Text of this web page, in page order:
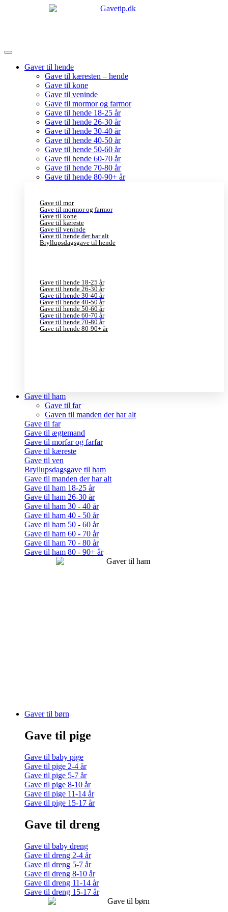
Gaver til hende
Gave til kæresten – hende
Gave til kone
Gave til veninde
Gave til mormor og farmor
Gave til hende 18-25 år
Gave til hende 26-30 år
Gave til hende 30-40 år
Gave til hende 40-50 år
Gave til hende 50-60 år
Gave til hende 60-70 år
Gave til hende 70-80 år
Gave til hende 80-90+ år
Gave til mor
Gave til mormor og farmor
Gave til kone
Gave til kæreste
Gave til veninde
Gave til hende der har alt
Bryllupsdagsgave til hende
Gave til hende 18-25 år
Gave til hende 26-30 år
Gave til hende 30-40 år
Gave til hende 40-50 år
Gave til hende 50-60 år
Gave til hende 60-70 år
Gave til hende 70-80 år
Gave til hende 80-90+ år
Gave til ham
Gave til far
Gaven til manden der har alt
Gave til far
Gave til ægtemand
Gave til morfar og farfar
Gave til kæreste
Gave til ven
Bryllupsdagsgave til ham
Gave til manden der har alt
Gave til ham 18-25 år
Gave til ham 26-30 år
Gave til ham 30 - 40 år
Gave til ham 40 - 50 år
Gave til ham 50 - 60 år
Gave til ham 60 - 70 år
Gave til ham 70 - 80 år
Gave til ham 80 - 90+ år
Gaver til børn
Gave til pige
Gave til baby pige
Gave til pige 2-4 år
Gave til pige 5-7 år
Gave til pige 8-10 år
Gave til pige 11-14 år
Gave til pige 15-17 år
Gave til dreng
Gave til baby dreng
Gave til dreng 2-4 år
Gave til dreng 5-7 år
Gave til dreng 8-10 år
Gave til dreng 11-14 år
Gave til dreng 15-17 år